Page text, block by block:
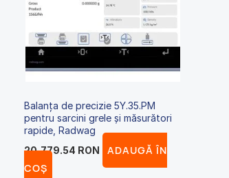
Balanța de precizie 5Y.35.PM
pentru sarcini grele și măsurători
rapide, Radwag
20,779.54 RON
ADAUGĂ ÎN
COȘ